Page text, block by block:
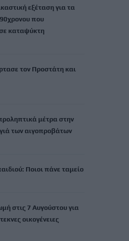
εξέταση για τα
που
καταψύκτη
τον Προστάτη και
μέτρα στην
των αιγοπροβάτων
Ποιοι πάνε ταμείο
στις 7 Αυγούστου για
οικογένειες